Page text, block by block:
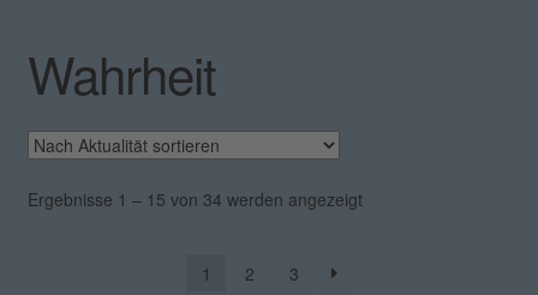
Blog
Kontakt
Mein Konto
Wahrheit
Ergebnisse 1 – 15 von 34 werden angezeigtNach
1
2 3